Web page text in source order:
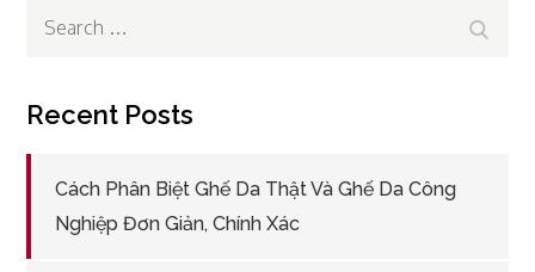
Search
Recent Posts
Cách Phân Biệt Ghế Da Thật Và Ghế Da Công
Nghiệp Đơn Giản, Chính Xác